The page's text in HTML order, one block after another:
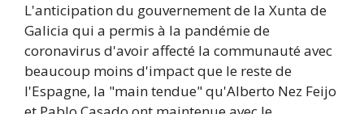
L'anticipation du gouvernement de la Xunta de
Galicia qui a permis à la pandémie de
coronavirus d'avoir affecté la communauté avec
beaucoup moins d'impact que le reste de
l'Espagne, la "main tendue" qu'Alberto Nez Feijo